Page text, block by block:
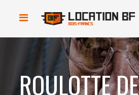
ROULOTTE DE